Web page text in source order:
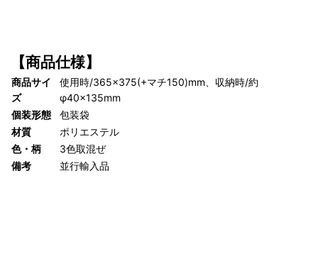
【商品仕様】
商品サイ
ズ
使用時/365×375(+マチ150)mm、収納時/約
φ40×135mm
個装形態
包装袋
材質
ポリエステル
色・柄
3色取混ぜ
備考
並行輸入品